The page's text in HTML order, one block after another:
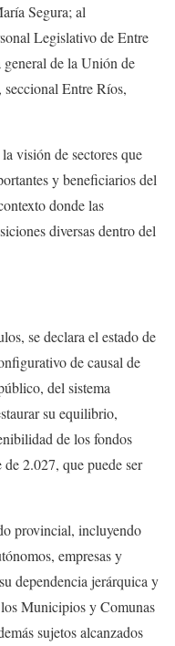
Segura; al
Legislativo de Entre
de la Unión de
Entre Ríos,
visión de sectores que
y beneficiarios del
donde las
diversas dentro del
se declara el estado de
de causal de
del sistema
su equilibrio,
de los fondos
2.027, que puede ser
provincial, incluyendo
empresas y
dependencia jerárquica y
Municipios y Comunas
sujetos alcanzados